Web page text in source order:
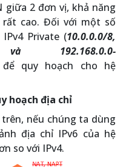
2 đơn vị, khả năng
rất cao. Đối với một số
Private (10.0.0.0/8,
và 192.168.0.0-
quy hoạch cho hệ
hoạch địa chỉ
nếu chúng ta dùng
địa chỉ IPv6 của hệ
so với IPv4.